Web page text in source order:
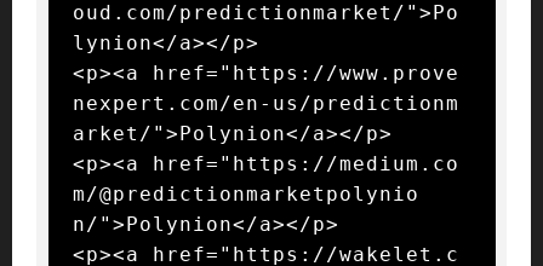
oud.com/predictionmarket/">Po
lynion</a></p>
<p><a href="https://www.prove
nexpert.com/en-us/predictionm
arket/">Polynion</a></p>
<p><a href="https://medium.co
m/@predictionmarketpolynio
n/">Polynion</a></p>
<p><a href="https://wakelet.c